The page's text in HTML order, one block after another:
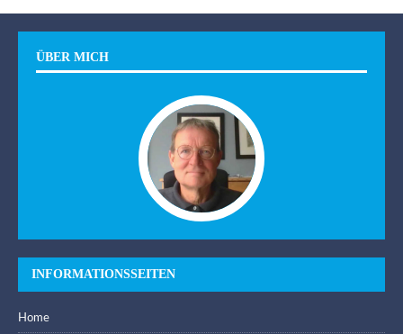
ÜBER MICH
INFORMATIONSSEITEN
Home